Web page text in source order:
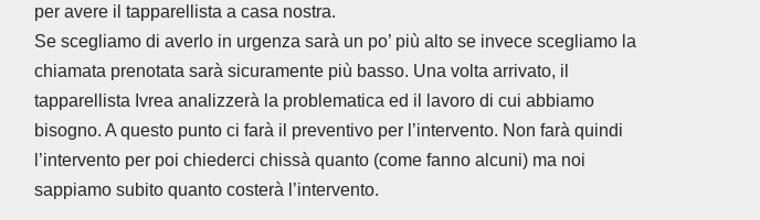
per avere il tapparellista a casa nostra.
Se scegliamo di averlo in urgenza sarà un po’ più alto se invece scegliamo la
chiamata prenotata sarà sicuramente più basso. Una volta arrivato, il
tapparellista Ivrea analizzerà la problematica ed il lavoro di cui abbiamo
bisogno. A questo punto ci farà il preventivo per l’intervento. Non farà quindi
l’intervento per poi chiederci chissà quanto (come fanno alcuni) ma noi
sappiamo subito quanto costerà l’intervento.